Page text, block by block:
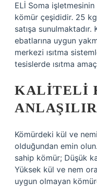
ELİ Soma
kömür çeşididir. 25
satışa sunulmaktadır.
ebatlarına uygun
merkezi ısıtma
tesislerde ısıtma
KALITELI
Kömürdeki kül ve
olduğundan emin
sahip kömür; Düşük
Yüksek kül ve nem
uygun olmayan